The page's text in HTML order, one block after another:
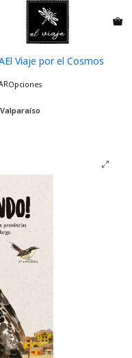
El Viaje por el Cosmos
Opciones